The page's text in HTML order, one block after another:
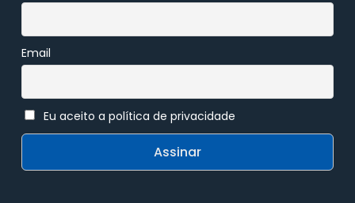
Email
Eu aceito a política de privacidade